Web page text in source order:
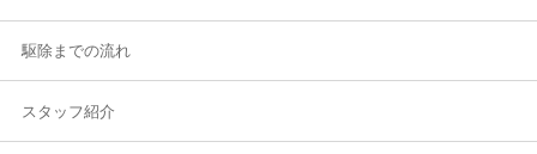
駆除までの流れ
スタッフ紹介